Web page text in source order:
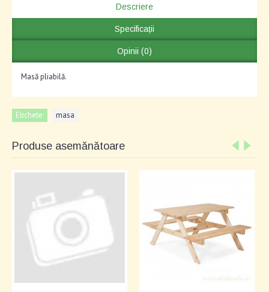
Descriere
Specificații
Opinii (0)
Masă pliabilă.
Etichete: masa
Produse asemănătoare